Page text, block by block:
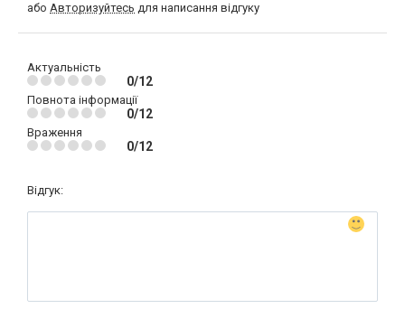
або Авторизуйтесь для написання відгуку
Актуальність
0/12
Повнота інформації
0/12
Враження
0/12
Відгук: